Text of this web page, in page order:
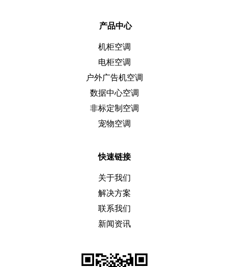
产品中心
机柜空调
电柜空调
户外广告机空调
数据中心空调
非标定制空调
宠物空调
快速链接
关于我们
解决方案
联系我们
新闻资讯